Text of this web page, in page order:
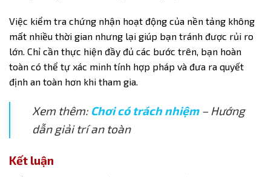
Việc kiểm tra chứng nhận hoạt động của nền tảng không
mất nhiều thời gian nhưng lại giúp bạn tránh được rủi ro
lớn. Chỉ cần thực hiện đầy đủ các bước trên, bạn hoàn
toàn có thể tự xác minh tính hợp pháp và đưa ra quyết
định an toàn hơn khi tham gia.
Xem thêm: Chơi có trách nhiệm– Hướng
dẫn giải trí an toàn
Kết luận